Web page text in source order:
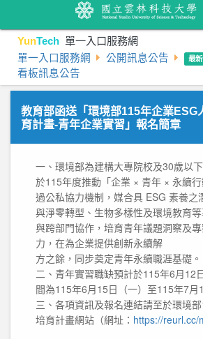
YunTech 單一入口服務網
單一入口服務網 公開訊息公告 最
看板訊息公告
教育部函送「環境部115年企業ESG
育計畫-青年企業實習」報名簡章
一、環境部為建構大專院校及30歲以
於115年度推動「企業 × 青年 × 永續
過公私協力機制，媒合具 ESG 素養之
與淨零轉型、生物多樣性及環境教育
與跨部門協作，培育青年議題洞察及
力，在為企業提供創新永續解
方之餘，同步奠定青年永續職涯基礎。
二、青年實習職缺預計於115年6月12
間為115年6月15日（一）至115年7月
三、各項資訊及報名連結請至於環境
培育計畫網站（網址： https://reurl.cc/